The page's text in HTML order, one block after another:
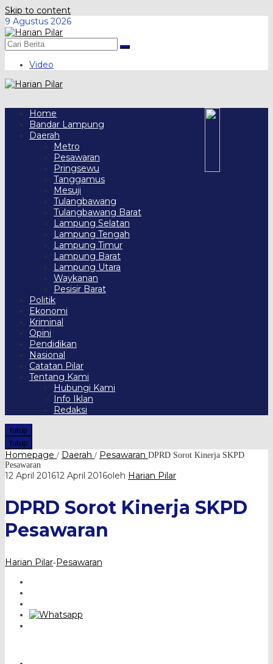
Skip to content
9 Agustus 2026
Video
Home
Bandar Lampung
Daerah
Metro
Pesawaran
Pringsewu
Tanggamus
Mesuji
Tulangbawang
Tulangbawang Barat
Lampung Selatan
Lampung Tengah
Lampung Timur
Lampung Barat
Lampung Utara
Waykanan
Pesisir Barat
Politik
Ekonomi
Kriminal
Opini
Pendidikan
Nasional
Catatan Pilar
Tentang Kami
Hubungi Kami
Info Iklan
Redaksi
tutup
tutup
Homepage / Daerah / Pesawaran DPRD Sorot Kinerja SKPD
Pesawaran
12 April 201612 April 2016oleh Harian Pilar
DPRD Sorot Kinerja SKPD
Pesawaran
Harian Pilar-Pesawaran